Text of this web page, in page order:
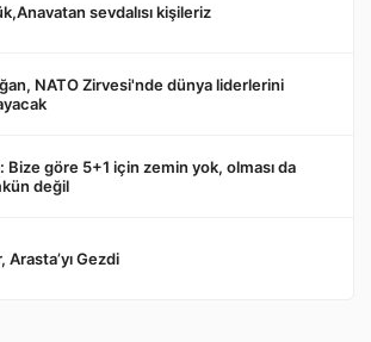
sevdalısı kişileriz
NATO Zirvesi'nde dünya liderlerini
Bize göre 5+1 için zemin yok, olması da
değil
Arasta’yı Gezdi